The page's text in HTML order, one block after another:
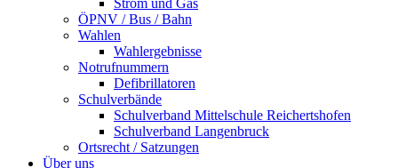
Strom und Gas
ÖPNV / Bus / Bahn
Wahlen
Wahlergebnisse
Notrufnummern
Defibrillatoren
Schulverbände
Schulverband Mittelschule Reichertshofen
Schulverband Langenbruck
Ortsrecht / Satzungen
Über uns